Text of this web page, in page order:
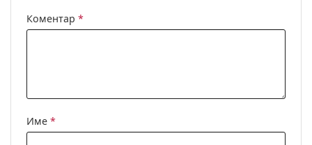
подложки за
нос:
Клип-он:
Не
Аксесоари
Коментар *
Име *